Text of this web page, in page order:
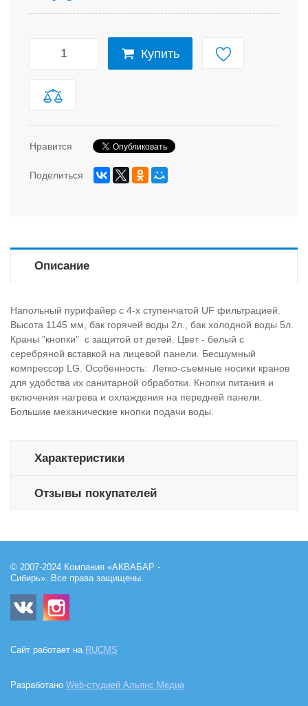
Купить
Нравится
Поделиться
Описание
Напольный пурифайер с 4-х ступенчатой UF фильтрацией.
Высота 1145 мм, бак горячей воды 2л., бак холодной воды 5л.
Краны "кнопки" с защитой от детей. Цвет - белый с
серебряной вставкой на лицевой панели. Бесшумный
компрессор LG. Особенность: Легко-съемные носики кранов
для удобства их санитарной обработки. Кнопки питания и
включения нагрева и охлаждения на передней панели.
Большие механические кнопки подачи воды.
Характеристики
Отзывы покупателей
© 2007-2024 Компания «АКВАБАР -
Сибирь». Все права защищены.
Сайт работает на RUCMS
Разработано Web-студией Альянс Медиа